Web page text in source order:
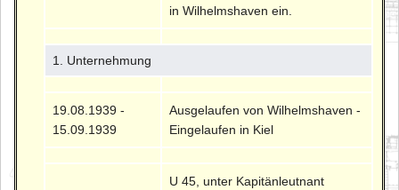
in Wilhelmshaven ein.
1. Unternehmung
19.08.1939 -
15.09.1939
Ausgelaufen von Wilhelmshaven -
Eingelaufen in Kiel
U 45, unter Kapitänleutnant